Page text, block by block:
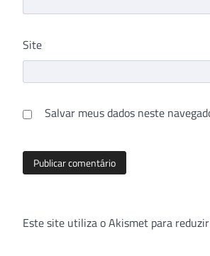
Site
Salvar meus dados neste
Este site utiliza o Akismet para